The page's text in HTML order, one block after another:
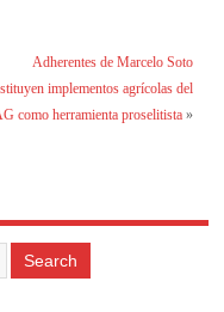
Adherentes de Marcelo Soto
implementos agrícolas del
como herramienta proselitista»